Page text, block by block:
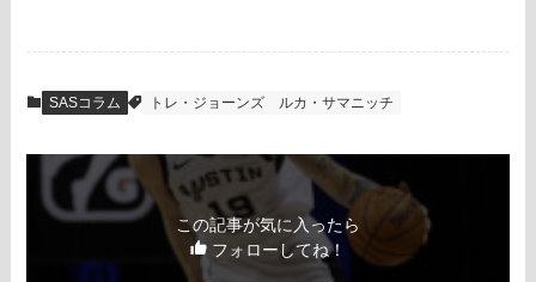
SASコラム トレ・ジョーンズ ルカ・サマニッチ
この記事が気に入ったら
フォローしてね！